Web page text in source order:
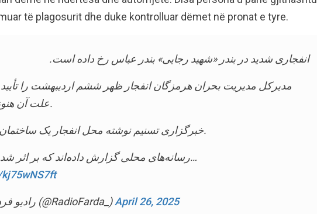
të plagosurit dhe duke kontrolluar dëmet në pronat e tyre.
انفجاری شدید در بندر «شهید رجایی» بندر عباس رخ داده است.
مدیرکل مدیریت بحران هرمزگان انفجار ظهر ششم اردیبهشت را
علت آن هنوز نامشخص است.
خبرگزاری تسنیم نوشته محل انفجار یک ساختمان اداری بوده است.
رسانه‌های محلی گزارش داده‌اند که بر اثر شدت انفجار تا شعاع…
— RadioFarda‌|‌راديو فردا (@RadioFarda_)April 26, 2025